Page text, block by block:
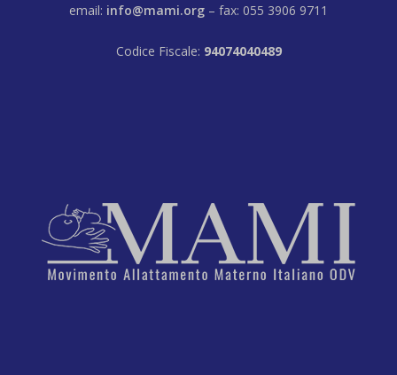
email: info@mami.org – fax: 055 3906 9711
Codice Fiscale: 94074040489